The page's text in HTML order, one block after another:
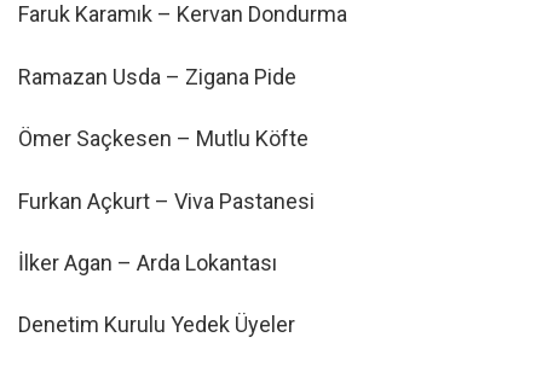
Faruk Karamık – Kervan Dondurma
Ramazan Usda – Zigana Pide
Ömer Saçkesen – Mutlu Köfte
Furkan Açkurt – Viva Pastanesi
İlker Agan – Arda Lokantası
Denetim Kurulu Yedek Üyeler